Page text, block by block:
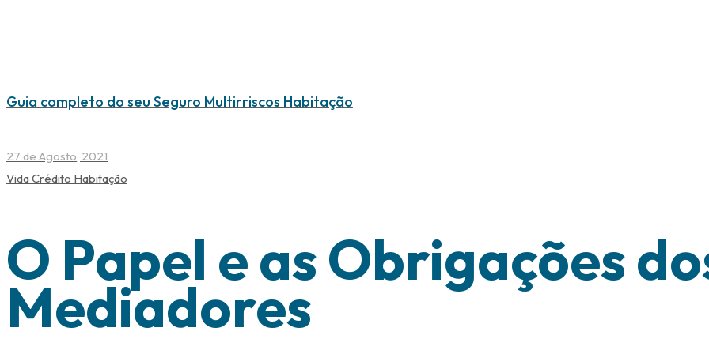
Guia completo do seu Seguro Multirriscos Habitação
27 de Agosto, 2021
Vida Crédito Habitação
O Papel e as Obrigações
Mediadores